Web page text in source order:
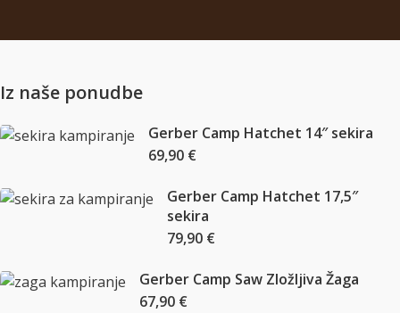
Iz naše ponudbe
Gerber Camp Hatchet 14″ sekira
69,90 €
Gerber Camp Hatchet 17,5″
sekira
79,90 €
Gerber Camp Saw Zložljiva Žaga
67,90 €